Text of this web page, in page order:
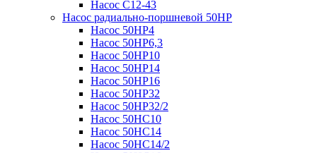
Насос С12-43
Насос радиально-поршневой 50НР
Насос 50НР4
Насос 50НР6,3
Насос 50НР10
Насос 50НР14
Насос 50НР16
Насос 50НР32
Насос 50НР32/2
Насос 50НС10
Насос 50НС14
Насос 50НС14/2